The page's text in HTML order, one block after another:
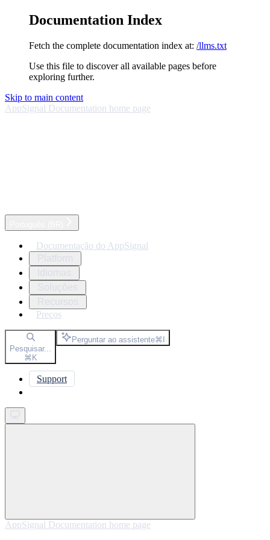
Documentation Index
Fetch the complete documentation index at: /llms.txt
Use this file to discover all available pages before
exploring further.
Skip to main content
AppSignal Documentation home page
Documentação do AppSignal
Preços
Pesquisar...
⌘K
Perguntar ao assistente⌘I
Support
AppSignal Documentation home page